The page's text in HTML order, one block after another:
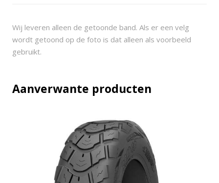
Wij leveren alleen de getoonde band. Als er een velg
wordt getoond op de foto is dat alleen als voorbeeld
gebruikt.
Aanverwante producten